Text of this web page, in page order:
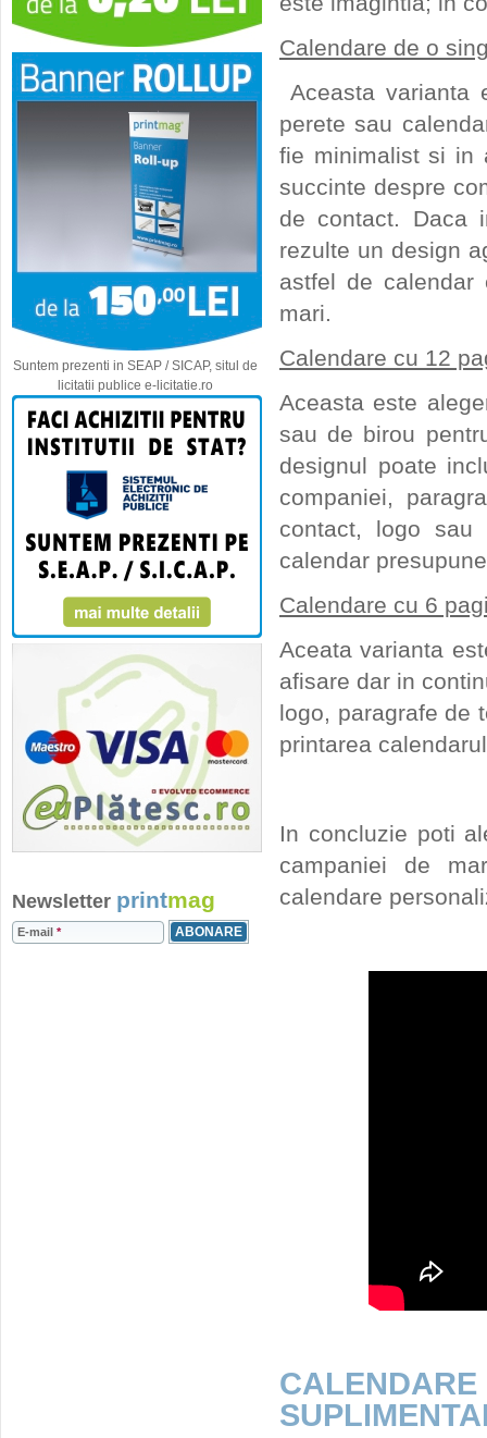
Suntem prezenti in SEAP / SICAP, situl de
licitatii publice e-licitatie.ro
Newsletter printmag
E-mail *
Calendare de o
Aceasta varianta
perete sau
fie minimalist si in
succinte despre
de contact. Daca
rezulte un design
astfel de
mari.
Calendare cu 12
Aceasta este
sau de birou
designul poate
companiei,
contact, logo sau
calendar
Calendare cu 6
Aceata varianta
afisare dar in
logo, paragrafe de
printarea
In concluzie poti
campaniei de
calendare